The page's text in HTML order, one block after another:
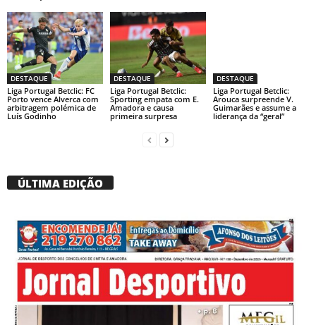
DESTAQUE
Liga Portugal Betclic: FC
Porto vence Alverca com
arbitragem polémica de
Luís Godinho
DESTAQUE
Liga Portugal Betclic:
Sporting empata com E.
Amadora e causa
primeira surpresa
DESTAQUE
Liga Portugal Betclic:
Arouca surpreende V.
Guimarães e assume a
liderança da “geral”
ÚLTIMA EDIÇÃO